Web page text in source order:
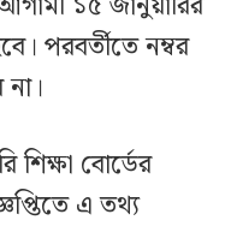
পরবর্তীতে নম্বর
শিক্ষা বোর্ডের
এ তথ্য